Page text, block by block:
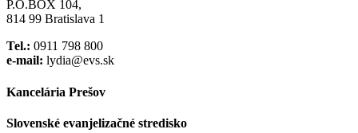
P.O.BOX 104,
814 99 Bratislava 1
Tel.: 0911 798 800
e-mail: lydia@evs.sk
Kancelária Prešov
Slovenské evanjelizačné stredisko